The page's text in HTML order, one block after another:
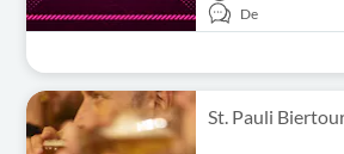
De
St. Pauli